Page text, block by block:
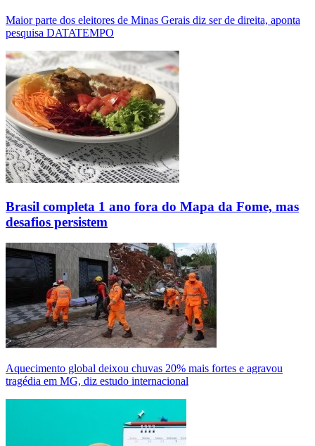
Maior parte dos eleitores de Minas Gerais diz ser de direita, aponta
pesquisa DATATEMPO
Brasil completa 1 ano fora do Mapa da Fome, mas
desafios persistem
Aquecimento global deixou chuvas 20% mais fortes e agravou
tragédia em MG, diz estudo internacional